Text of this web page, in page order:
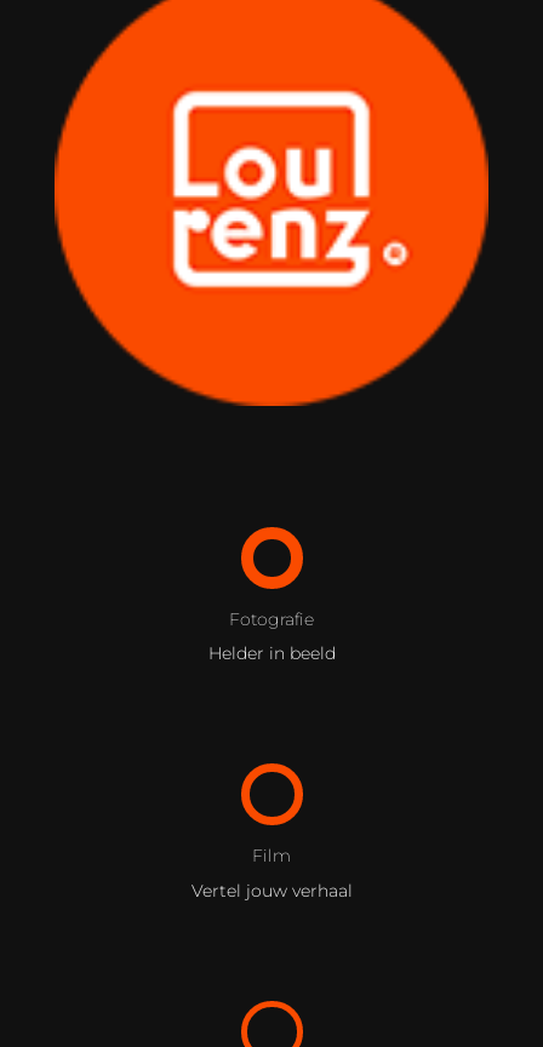
Fotografie
Helder in beeld
Film
Vertel jouw verhaal